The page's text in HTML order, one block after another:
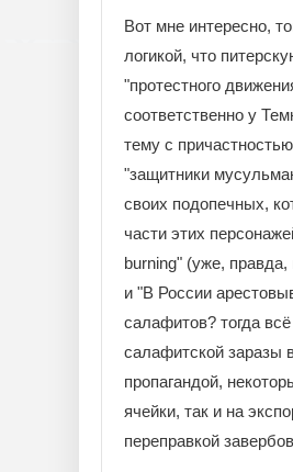
Вот мне интересно,
логикой, что
"протестного
соответственно у
тему с
"защитники
своих подопечных,
части этих
burning" (уже, правда,
и "В России
салафитов? тогда
салафитской заразы
пропагандой,
ячейки, так и на
переправкой